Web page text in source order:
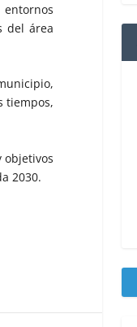
del área
tiempos,
objetivos
2030.